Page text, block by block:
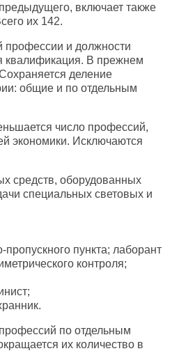
включает также
их 142.
профессии и должности
квалификация. В прежнем
деление
общие и по отдельным
число профессий,
экономики. Исключаются
средств, оборудованных
специальных световых и
пропускного пункта; лаборант
контроля;
по отдельным
их количество в